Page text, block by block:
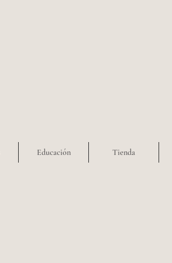
Educación Tienda